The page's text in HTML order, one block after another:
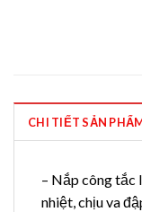
CHI TIẾT SẢN
– Nắp công tắc
nhiệt, chịu va